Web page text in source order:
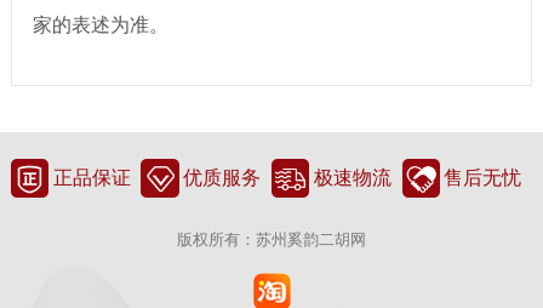
家的表述为准。
正品保证 优质服务 极速物流 售后无忧
版权所有：苏州奚韵二胡网